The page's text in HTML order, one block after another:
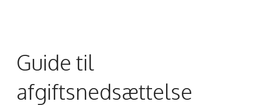
Guide til
afgiftsnedsættelse